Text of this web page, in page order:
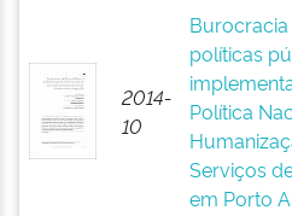
2014-
10
Burocracia
políticas
Política
Serviços
em Porto